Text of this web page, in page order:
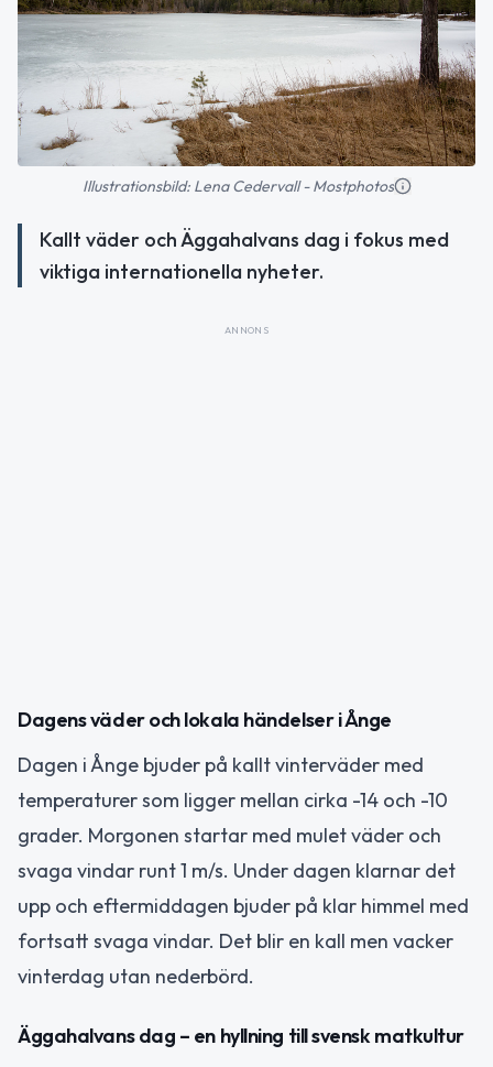
Illustrationsbild: Lena Cedervall - Mostphotos
Kallt väder och Äggahalvans dag i fokus med
viktiga internationella nyheter.
ANNONS
Dagens väder och lokala händelser i Ånge
Dagen i Ånge bjuder på kallt vinterväder med
temperaturer som ligger mellan cirka -14 och -10
grader. Morgonen startar med mulet väder och
svaga vindar runt 1 m/s. Under dagen klarnar det
upp och eftermiddagen bjuder på klar himmel med
fortsatt svaga vindar. Det blir en kall men vacker
vinterdag utan nederbörd.
Äggahalvans dag – en hyllning till svensk matkultur